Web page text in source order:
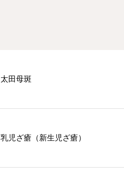
太田母斑
乳児ざ瘡（新生児ざ瘡）